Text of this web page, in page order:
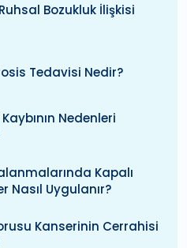
Bozukluk İlişkisi
Tedavisi Nedir?
Nedenleri
Kapalı
Nasıl Uygulanır?
Kanserinin Cerrahisi